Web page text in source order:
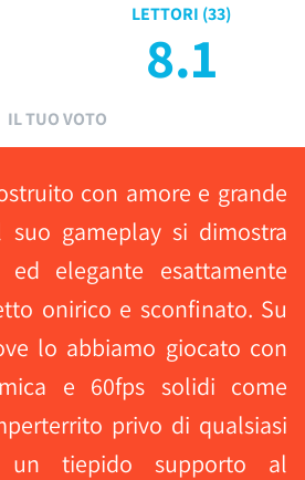
LETTORI (33)
8.1
IL TUO VOTO
con amore e grande
suo gameplay si dimostra
elegante esattamente
onirico e sconfinato. Su
lo abbiamo giocato con
e 60fps solidi come
privo di qualsiasi
un tiepido supporto al